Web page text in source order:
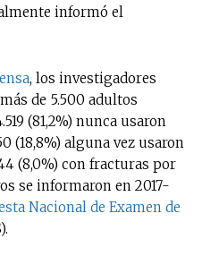
informó el
, los investigadores
de 5.500 adultos
(81,2%) nunca usaron
(18,8%) alguna vez usaron
(8,0%) con fracturas por
se informaron en 2017-
Nacional de Examen de